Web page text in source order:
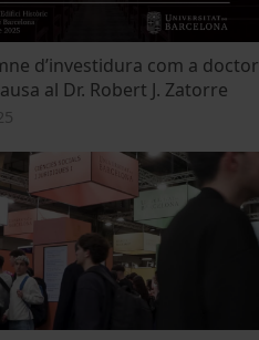
d’investidura com a doctor
al Dr. Robert J. Zatorre